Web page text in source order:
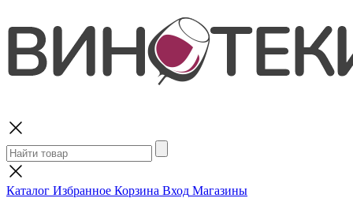
Каталог Избранное Корзина Вход Магазины